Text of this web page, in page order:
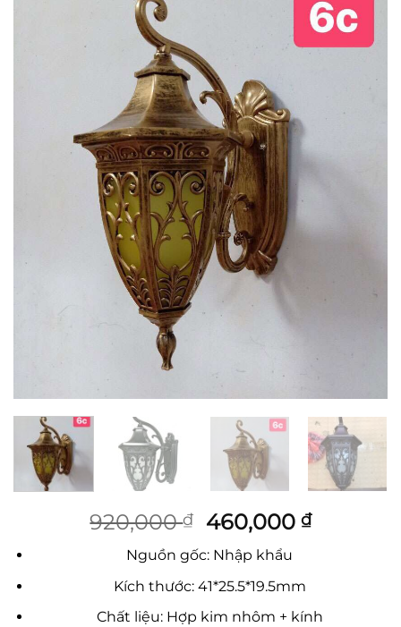
920,000₫
Giá
gốc
là:
920,000 ₫.
460,000 ₫Giá
Nguồn gốc: Nhập khẩu
Kích thước: 41*25.5*19.5mm
Chất liệu: Hợp kim nhôm + kính